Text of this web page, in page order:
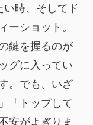
時、そしてド
ーショット。
鍵を握るのが
グに入ってい
。でも、いざ
「トップして
安がよぎりま